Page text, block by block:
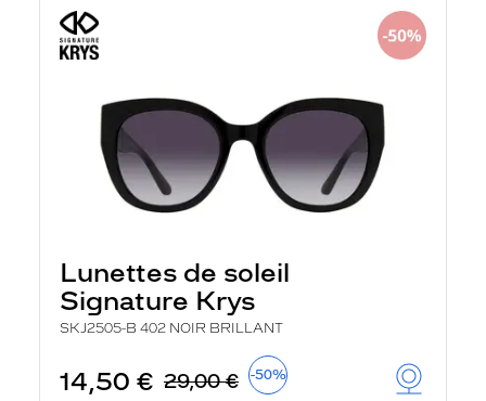
Lunettes de soleil
Signature Krys
SKJ2505-B 402 NOIR BRILLANT
14,50 € 29,00 € -50%